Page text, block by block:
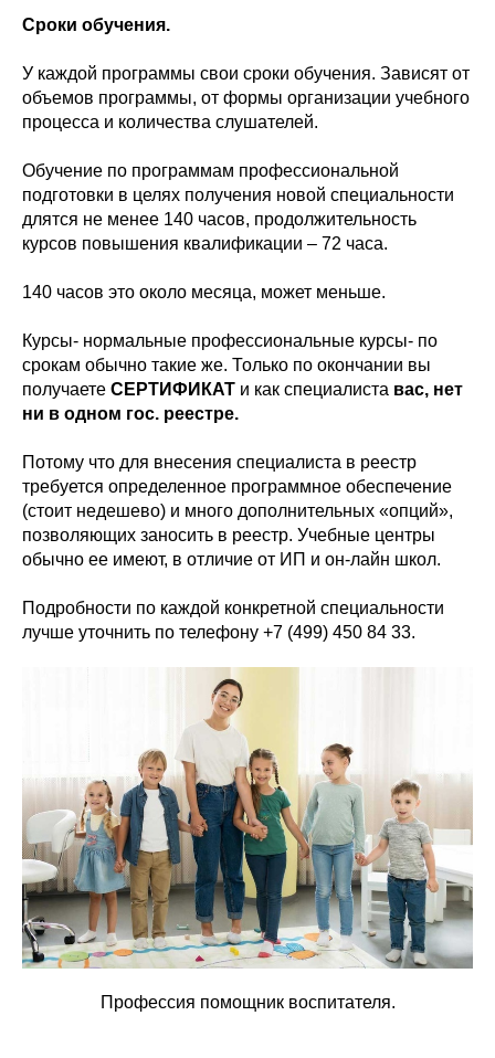
Сроки обучения.
У каждой программы свои сроки обучения. Зависят от
объемов программы, от формы организации учебного
процесса и количества слушателей.
Обучение по программам профессиональной
подготовки в целях получения новой специальности
длятся не менее 140 часов, продолжительность
курсов повышения квалификации – 72 часа.
140 часов это около месяца, может меньше.
Курсы- нормальные профессиональные курсы- по
срокам обычно такие же. Только по окончании вы
получаете СЕРТИФИКАТ и как специалиста вас, нет
ни в одном гос. реестре.
Потому что для внесения специалиста в реестр
требуется определенное программное обеспечение
(стоит недешево) и много дополнительных «опций»,
позволяющих заносить в реестр. Учебные центры
обычно ее имеют, в отличие от ИП и он-лайн школ.
Подробности по каждой конкретной специальности
лучше уточнить по телефону +7 (499) 450 84 33.
Профессия помощник воспитателя.